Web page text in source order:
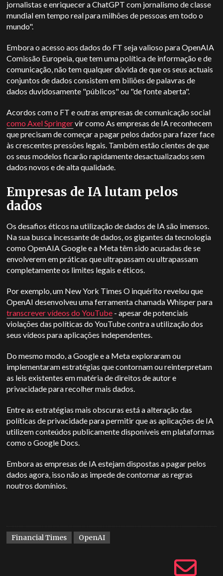
jornalistas e enriquecer aChatGPT com jornalismo de classe
mundial em tempo real para milhões de pessoas em todo o
mundo".
Embora o acesso aos dados do FT seja valioso paraOpenAIA
Comissão Europeia, que tem uma política de informação e de
comunicação, não tem qualquer dúvida de que os seus actuais
conjuntos de dados consistem em biliões de palavras de
dados duvidosamente "públicos" ou "de fonte aberta".
Acordos com o FT e outras empresas de comunicação social
como Axel Springervir comoAs empresas de IA reconhecem
que precisam de começar a pagar pelos dados para fazer face
às crescentes pressões legais. Também estão cientes de que
os seus modelos ficarão rapidamente desactualizados sem
dados novos e de alta qualidade.
Empresas de IA lutam pelos
dados
Os desafios éticos na utilização de dados de IA são imensos.
Na sua busca incessante de dados, os gigantes da tecnologia
comoOpenAIA Google e a Meta têm sido acusadas de se
envolverem em práticas que ultrapassam ou ultrapassam
completamente os limites legais e éticos.
Por exemplo, um New York Times O inquérito revelou que
OpenAI desenvolveu uma ferramenta chamada Whisper para
transcrever vídeos do YouTube - apesar de potenciais
violações das políticas do YouTube contra a utilização dos
seus vídeos para aplicações independentes.
Do mesmo modo, a Google e a Meta exploraram ou
implementaram estratégias que contornam ou reinterpretam
as leis existentes em matéria de direitos de autor e
privacidade para recolher mais dados.
Entre as estratégias mais obscuras está a alteração das
políticas de privacidade para permitir que as aplicações de IA
utilizem conteúdos publicamente disponíveis em plataformas
como o Google Docs.
Embora as empresas de IA estejam dispostas a pagar pelos
dados agora, isso não as impede de contornar as regras
noutros domínios.
Financial Times OpenAI